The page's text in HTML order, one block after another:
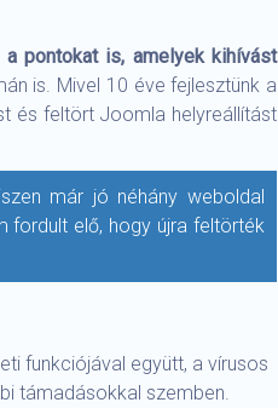
pontokat is, amelyek kihívást
is. Mivel 10 éve fejlesztünk a
és feltört Joomla helyreállítást
már jó néhány weboldal
fordult elő, hogy újra feltörték
funkciójával együtt, a vírusos
támadásokkal szemben.